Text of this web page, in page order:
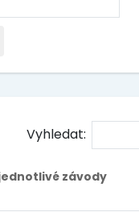
Vyhledat:
závody